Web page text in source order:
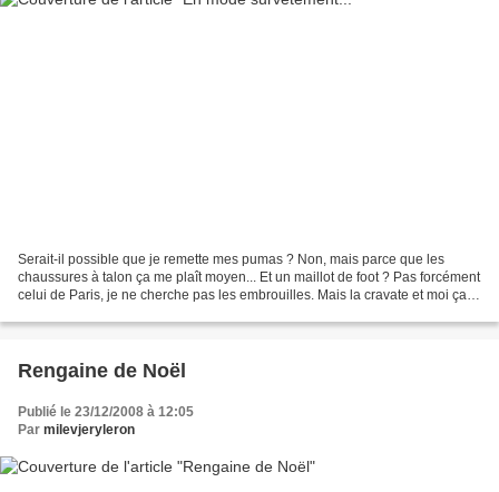
Serait-il possible que je remette mes pumas ? Non, mais parce que les
chaussures à talon ça me plaît moyen... Et un maillot de foot ? Pas forcément
celui de Paris, je ne cherche pas les embrouilles. Mais la cravate et moi ça
Rengaine de Noël
Publié le 23/12/2008 à 12:05
Par milevjeryleron